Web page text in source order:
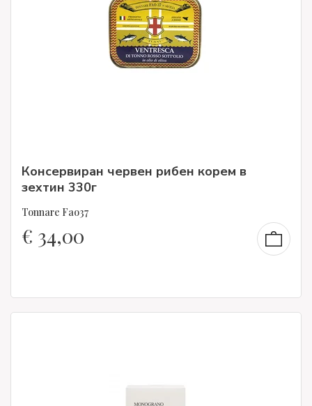
Консервиран червен рибен корем в
зехтин 330г
Tonnare Fao37
€ 34,00